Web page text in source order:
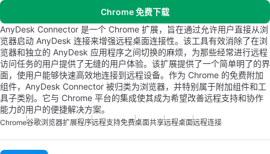
Chrome 免费下载
AnyDesk Connector 是一个 Chrome 扩展，旨在通过允许用户直接从浏
览器启动 AnyDesk 连接来增强远程桌面连接性。该工具有效消除了在浏
览器和独立的 AnyDesk 应用程序之间切换的麻烦，为那些经常进行远程
访问任务的用户提供了无缝的用户体验。该扩展提供了一个简单明了的界
面，使用户能够快速高效地连接到远程设备。作为 Chrome 的免费附加
组件，AnyDesk Connector 被归类为浏览器，并特别属于附加组件和工
具子类别。它与 Chrome 平台的集成使其成为希望改善远程支持和协作
能力的用户的便捷解决方案。
Chrome谷歌浏览器扩展程序远程支持免费桌面共享远程桌面远程连接